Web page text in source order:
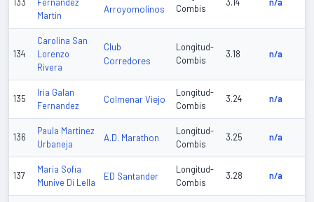
133
Fernandez
Martin
Arroyomolinos
Combis
3.14 n/a
134
Carolina San
Lorenzo
Rivera
Club
Corredores
Longitud-
Combis
3.18 n/a
135
Iria Galan
Fernandez
Colmenar Viejo
Longitud-
Combis
3.24 n/a
136
Paula Martinez
Urbaneja
A.D. Marathon
Longitud-
Combis
3.25 n/a
137
Maria Sofia
Munive Di Lella
ED Santander
Longitud-
Combis
3.28 n/a